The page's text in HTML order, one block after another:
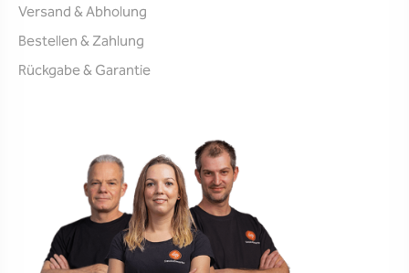
Versand & Abholung
Bestellen & Zahlung
Rückgabe & Garantie